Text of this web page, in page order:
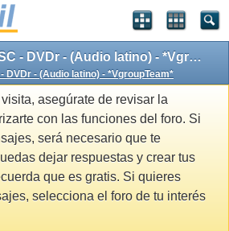
2012 - (2009) - NTSC - DVDr - (Audio latino) - *VgroupTeam*
DVDr - (Audio latino) - *VgroupTeam*
asegúrate de revisar la
con las funciones del foro. Si
será necesario que te
dejar respuestas y crear tus
que es gratis. Si quieres
selecciona el foro de tu interés